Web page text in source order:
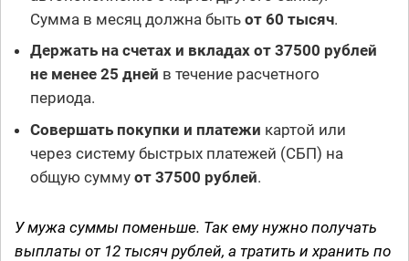
Сумма в месяц должна быть от 60 тысяч.
Держать на счетах и вкладах от 37500 рублей
не менее 25 дней в течение расчетного
периода.
Совершать покупки и платежи картой или
через систему быстрых платежей (СБП) на
общую сумму от 37500 рублей.
У мужа суммы поменьше. Так ему нужно получать
выплаты от 12 тысяч рублей, а тратить и хранить по